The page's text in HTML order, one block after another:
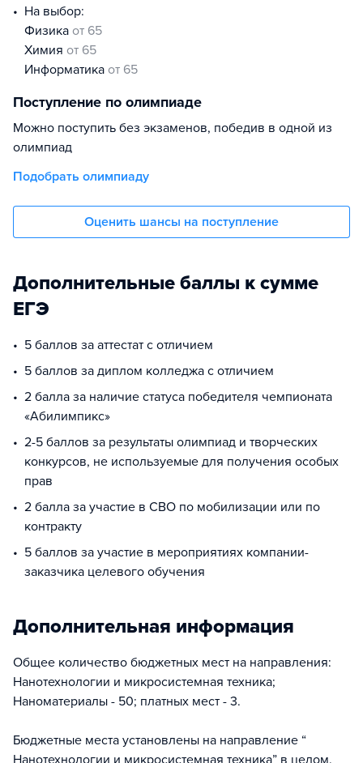
На выбор:
физика от 65
химия от 65
информатика от 65
Поступление по олимпиаде
Можно поступить без экзаменов, победив в одной из
олимпиад
Подобрать олимпиаду
Оценить шансы на поступление
Дополнительные баллы к сумме
ЕГЭ
5 баллов за аттестат с отличием
5 баллов за диплом колледжа с отличием
2 балла за наличие статуса победителя чемпионата
«Абилимпикс»
2-5 баллов за результаты олимпиад и творческих
конкурсов, не используемые для получения особых
прав
2 балла за участие в СВО по мобилизации или по
контракту
5 баллов за участие в мероприятиях компании-
заказчика целевого обучения
Дополнительная информация
Общее количество бюджетных мест на направления:
Нанотехнологии и микросистемная техника;
Наноматериалы - 50; платных мест - 3.
Бюджетные места установлены на направление “
Нанотехнологии и микросистемная техника” в целом.